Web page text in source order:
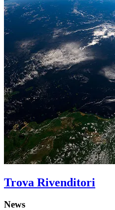
Trova Rivenditori
News